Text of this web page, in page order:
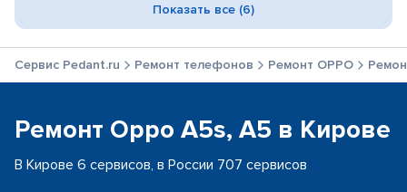
Показать все (6)
Сервис Pedant.ru Ремонт телефонов Ремонт OPPO
Ремонт Oppo A5s, A5 в Кирове
В Кирове 6 сервисов, в России 707 сервисов